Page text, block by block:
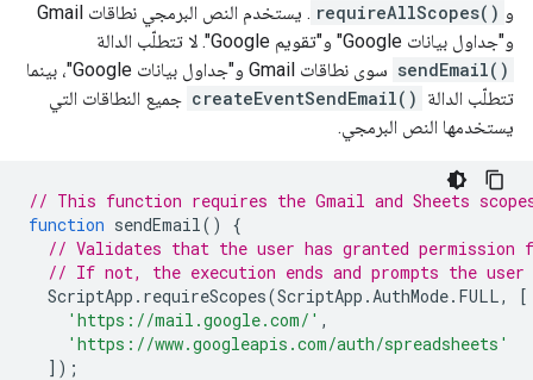
و requireAllScopes()
. يستخدم النص البرمجي نطاقات Gmail
و"جداول بيانات Google" و"تقويم Google". لا تتطلّب الدالة
sendEmail()
سوى نطاقات Gmail و"جداول بيانات Google"، بينما
تتطلّب الدالة createEventSendEmail() جميع النطاقات التي
يستخدمها النص البرمجي.
// This function requires the Gmail and Sheets
function sendEmail()
{
// Validates that the user has granted permission
// If not, the execution ends and prompts the
ScriptApp . requireScopes(ScriptApp .AuthMode. FULL,
[
'https://mail.google.com/' ,
'https://www.googleapis.com/auth/spreadsheets'
]);